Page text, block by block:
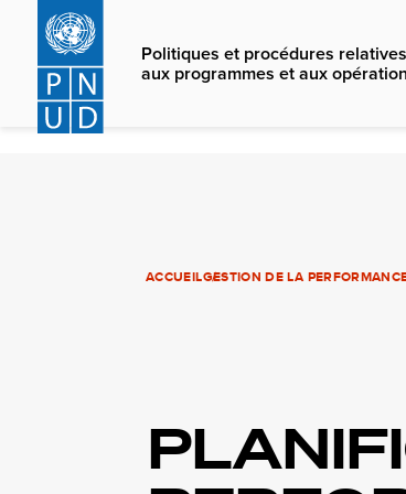
main
content
Politiques et procédures relatives
aux programmes et aux
ACCUEILGESTION DE LA